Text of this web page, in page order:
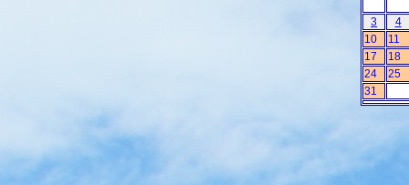
3
4
10
11
17
18
24
25
31